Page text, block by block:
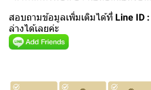
สอบถามข้อมูลเพิ่มเติมได้ที่ Line ID
ล่างได้เลยค่ะ